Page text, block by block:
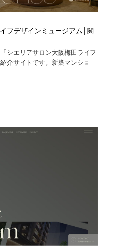
フデザインミュージアム│関
シエリアサロン大阪梅田ライフ
介サイトです。新築マンショ